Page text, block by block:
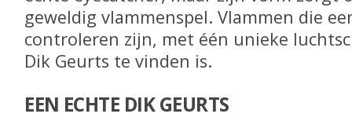
geweldig vlammenspel. Vlammen die
controleren zijn, met één unieke
Dik Geurts te vinden is.
EEN ECHTE DIK GEURTS